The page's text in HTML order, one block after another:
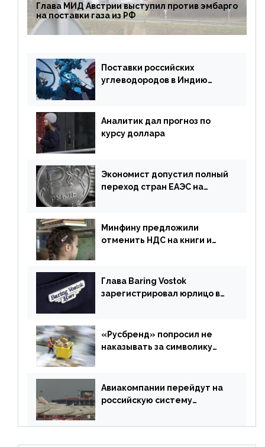
Глава МИД Австрии выступил против эмбарго
на поставки газа из РФ
Поставки российских
углеводородов в Индию
Аналитик дал прогноз по
курсу доллара
Экономист допустил полный
переход стран ЕАЭС на
Минфину предложили
отменить НДС на книги и
Глава Baring Vostok
зарегистрировал юрлицо в
«Русбренд» попросил не
наказывать за символику
Авиакомпании перейдут на
российскую систему